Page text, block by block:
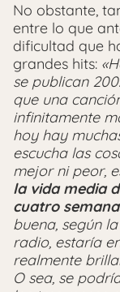
No obstante,
entre lo que
dificultad que
grandes hits:
se publican
que una
infinitamente
hoy hay
escucha las
mejor ni peor,
la vida media
cuatro
buena, según
radio, estaría
realmente
O sea, se